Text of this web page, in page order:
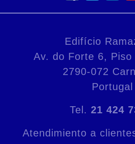
Edifício
Av. do Forte 6, Piso
2790-072
Portugal
Tel. 21 424
Atendimiento a